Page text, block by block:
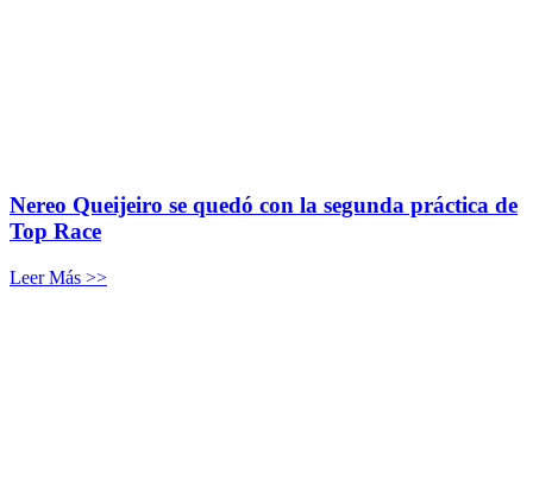
Nereo Queijeiro se quedó con la segunda práctica de
Top Race
Leer Más >>